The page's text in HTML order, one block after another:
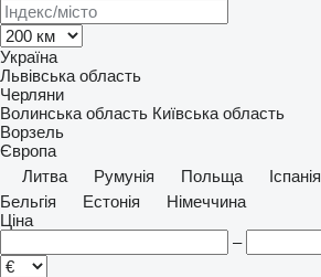
Україна
Львівська область
Черляни
Волинська область Київська область
Ворзель
Європа
Литва
Румунія Польща Іспанія
Бельгія
Естонія
Німеччина
Ціна
–